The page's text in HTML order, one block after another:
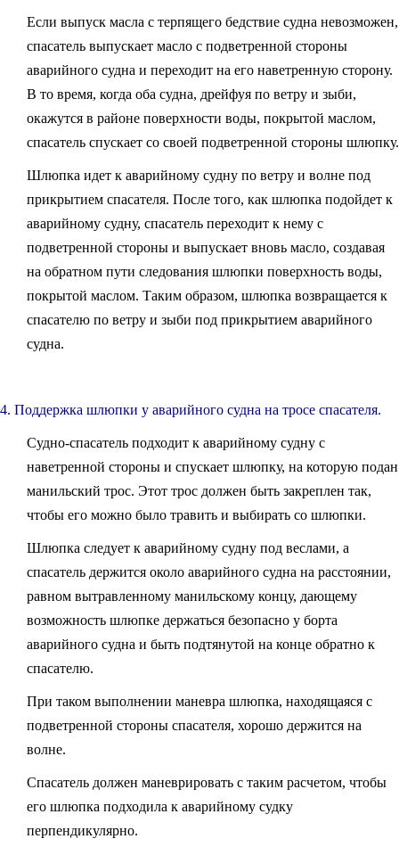
Если выпуск масла с терпящего бедствие судна невозможен,
спасатель выпускает масло с подветренной стороны
аварийного судна и переходит на его наветренную сторону.
В то время, когда оба судна, дрейфуя по ветру и зыби,
окажутся в районе поверхности воды, покрытой маслом,
спасатель спускает со своей подветренной стороны шлюпку.
Шлюпка идет к аварийному судну по ветру и волне под
прикрытием спасателя. После того, как шлюпка подойдет к
аварийному судну, спасатель переходит к нему с
подветренной стороны и выпускает вновь масло, создавая
на обратном пути следования шлюпки поверхность воды,
покрытой маслом. Таким образом, шлюпка возвращается к
спасателю по ветру и зыби под прикрытием аварийного
судна.
4. Поддержка шлюпки у аварийного судна на тросе спасателя.
Судно-спасатель подходит к аварийному судну с
наветренной стороны и спускает шлюпку, на которую подан
манильский трос. Этот трос должен быть закреплен так,
чтобы его можно было травить и выбирать со шлюпки.
Шлюпка следует к аварийному судну под веслами, а
спасатель держится около аварийного судна на расстоянии,
равном вытравленному манильскому концу, дающему
возможность шлюпке держаться безопасно у борта
аварийного судна и быть подтянутой на конце обратно к
спасателю.
При таком выполнении маневра шлюпка, находящаяся с
подветренной стороны спасателя, хорошо держится на
волне.
Спасатель должен маневрировать с таким расчетом, чтобы
его шлюпка подходила к аварийному судку
перпендикулярно.